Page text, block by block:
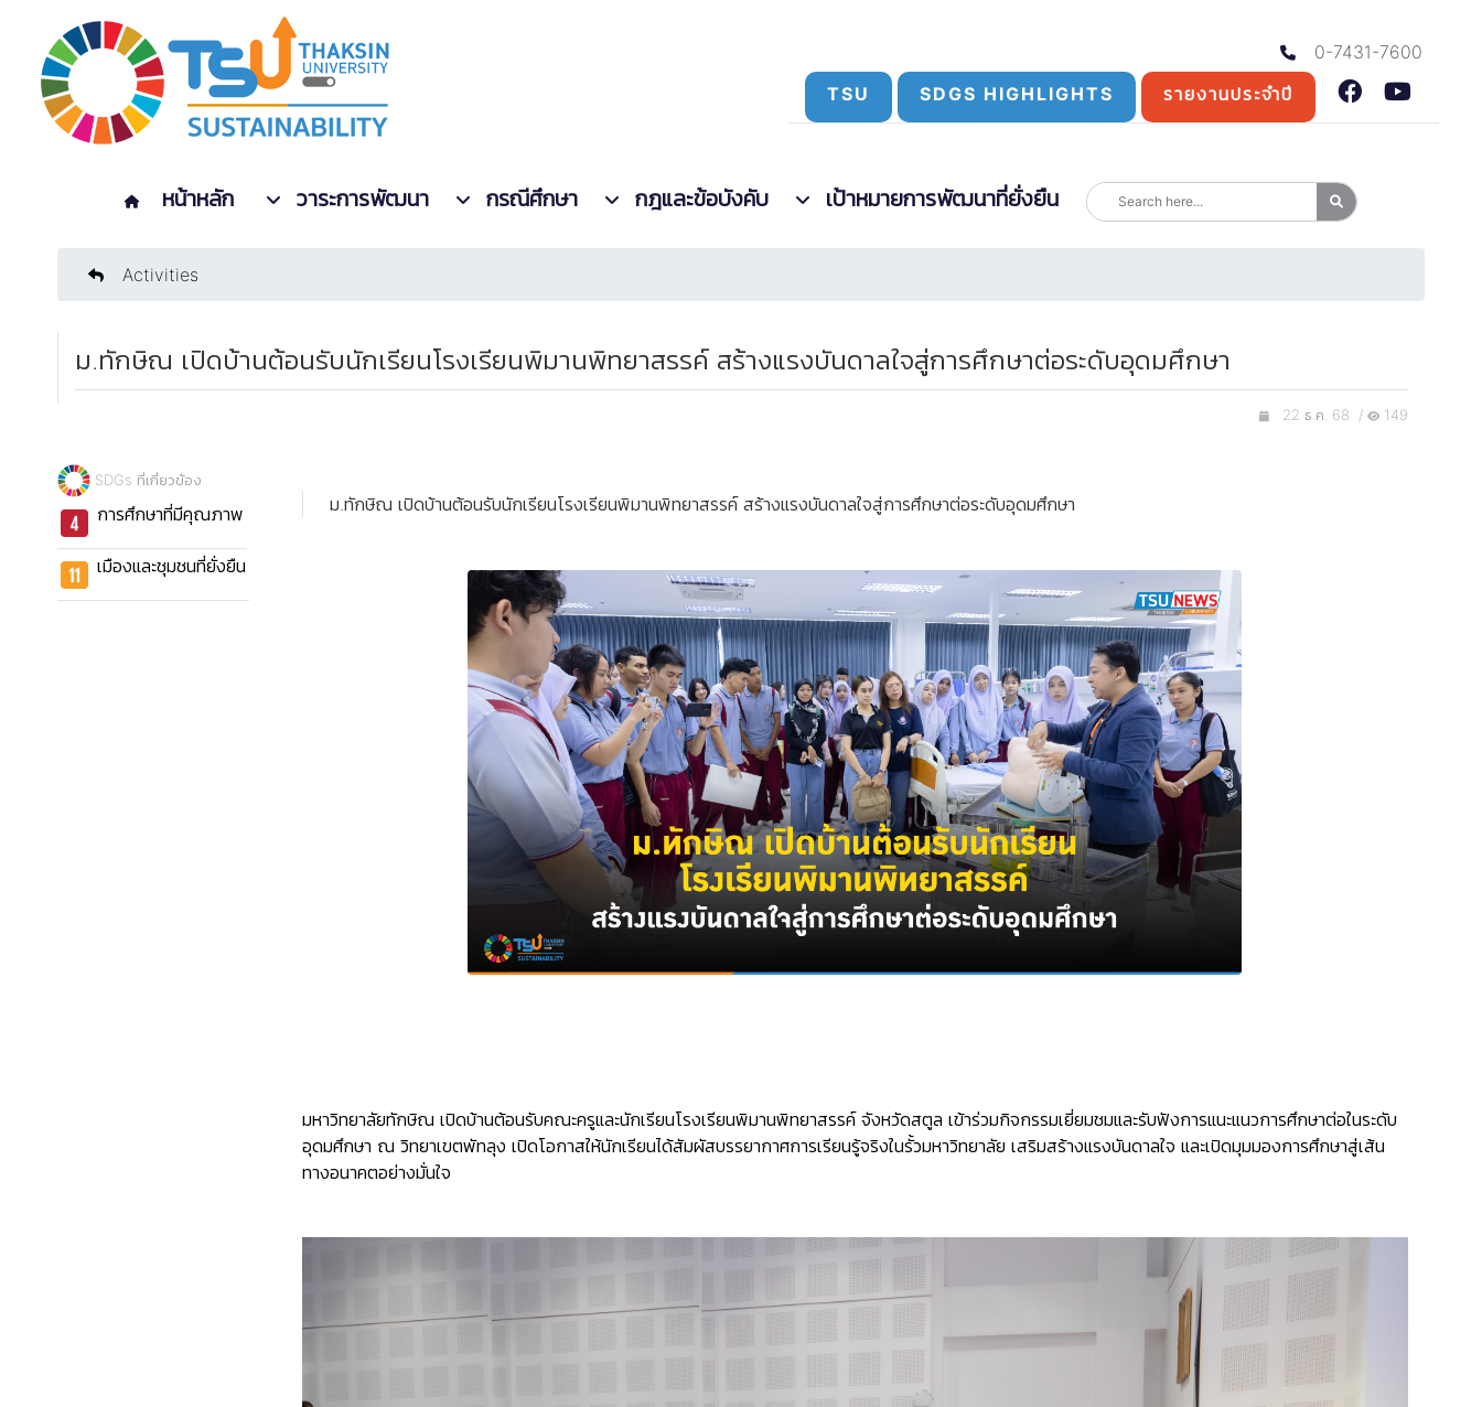
0-7431-7600
TSU
SDGS HIGHLIGHTS รายงานประจำปี
หน้าหลัก วาระการพัฒนา กรณีศึกษา กฎและข้อบังคับ เป้าหมายการพัฒนาที่ยั่งยืน
Activities
ม.ทักษิณ เปิดบ้านต้อนรับนักเรียนโรงเรียนพิมานพิทยาสรรค์ สร้างแรงบันดาลใจสู่การศึกษาต่อระดับอุดมศึกษา
22 ธ.ค. 68 / 149
SDGs ที่เกี่ยวข้อง
การศึกษาที่มีคุณภาพ
เมืองและชุมชนที่ยั่งยืน
ม.ทักษิณ เปิดบ้านต้อนรับนักเรียนโรงเรียนพิมานพิทยาสรรค์ สร้างแรงบันดาลใจสู่การศึกษาต่อระดับอุดมศึกษา
มหาวิทยาลัยทักษิณ เปิดบ้านต้อนรับคณะครูและนักเรียนโรงเรียนพิมานพิทยาสรรค์ จังหวัดสตูล เข้าร่วมกิจกรรมเยี่ยมชมและรับฟังการแนะแนวการศึกษาต่อในระดับ
อุดมศึกษา ณ วิทยาเขตพัทลุง เปิดโอกาสให้นักเรียนได้สัมผัสบรรยากาศการเรียนรู้จริงในรั้วมหาวิทยาลัย เสริมสร้างแรงบันดาลใจ และเปิดมุมมองการศึกษาสู่เส้น
ทางอนาคตอย่างมั่นใจ